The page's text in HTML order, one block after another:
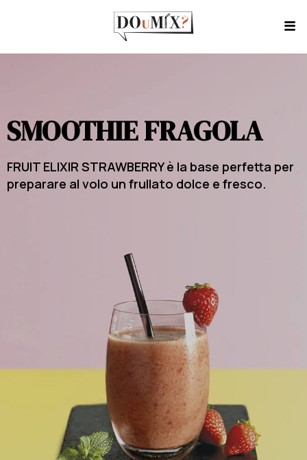
SMOOTHIE FRAGOLA
FRUIT ELIXIR STRAWBERRY è la base perfetta per
preparare al volo un frullato dolce e fresco.